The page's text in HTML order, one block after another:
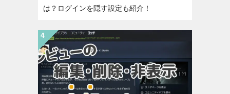
は？ログインを隠す設定も紹介！